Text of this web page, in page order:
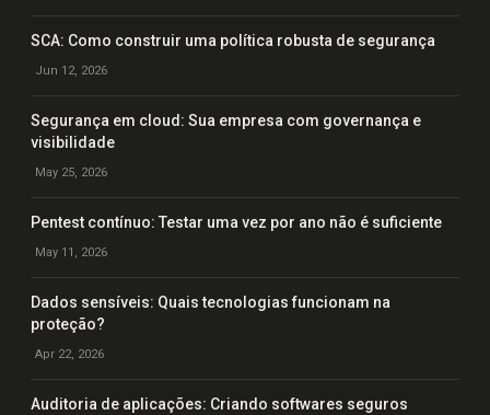
SCA: Como construir uma política robusta de segurança
Jun 12, 2026
Segurança em cloud: Sua empresa com governança e
visibilidade
May 25, 2026
Pentest contínuo: Testar uma vez por ano não é suficiente
May 11, 2026
Dados sensíveis: Quais tecnologias funcionam na
proteção?
Apr 22, 2026
Auditoria de aplicações: Criando softwares seguros